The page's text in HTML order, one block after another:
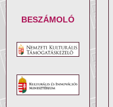
BESZÁMOLÓ